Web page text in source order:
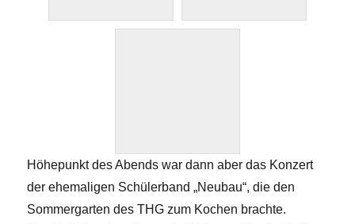
Höhepunkt des Abends war dann aber das Konzert
der ehemaligen Schülerband „Neubau“, die den
Sommergarten des THG zum Kochen brachte.